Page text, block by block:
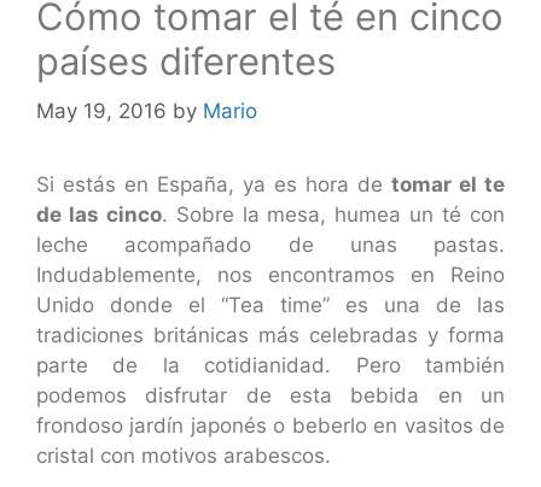
Cómo tomar el té en cinco
países diferentes
May 19, 2016 by Mario
Si estás en España, ya es hora de tomar el te
de las cinco. Sobre la mesa, humea un té con
leche acompañado de unas pastas.
Indudablemente, nos encontramos en Reino
Unido donde el “Tea time” es una de las
tradiciones británicas más celebradas y forma
parte de la cotidianidad. Pero también
podemos disfrutar de esta bebida en un
frondoso jardín japonés o beberlo en vasitos de
cristal con motivos arabescos.